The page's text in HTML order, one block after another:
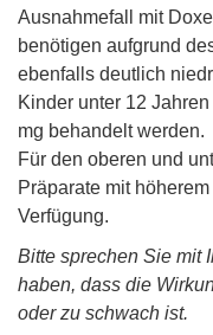
Ausnahmefall mit
benötigen aufgrund
ebenfalls deutlich
Kinder unter 12
mg behandelt werden.
Für den oberen und
Präparate mit
Verfügung.
Bitte sprechen Sie mit
haben, dass die
oder zu schwach ist.